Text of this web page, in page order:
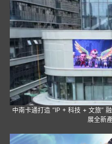
中南卡通打造 “IP + 科技 + 文旅”
展全新